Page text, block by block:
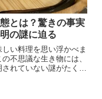
とは？驚きの事実
の謎に迫る
い料理を思い浮かべま
不思議な生き物には、
されていない謎がたくさ